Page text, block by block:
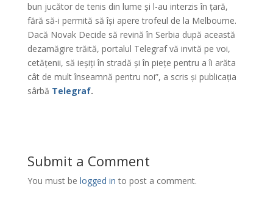
bun jucător de tenis din lume și l-au interzis în țară,
fără să-i permită să își apere trofeul de la Melbourne.
Dacă Novak Decide să revină în Serbia după această
dezamăgire trăită, portalul Telegraf vă invită pe voi,
cetățenii, să ieșiți în stradă și în piețe pentru a îi arăta
cât de mult înseamnă pentru noi”, a scris și publicația
sârbă Telegraf.
Submit a Comment
You must be logged in to post a comment.